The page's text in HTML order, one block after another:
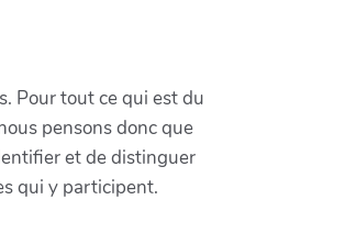
Pour tout ce qui est du
pensons donc que
et de distinguer
qui y participent.